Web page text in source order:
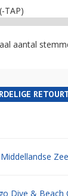
TAP)
aantal
Dive & Beach